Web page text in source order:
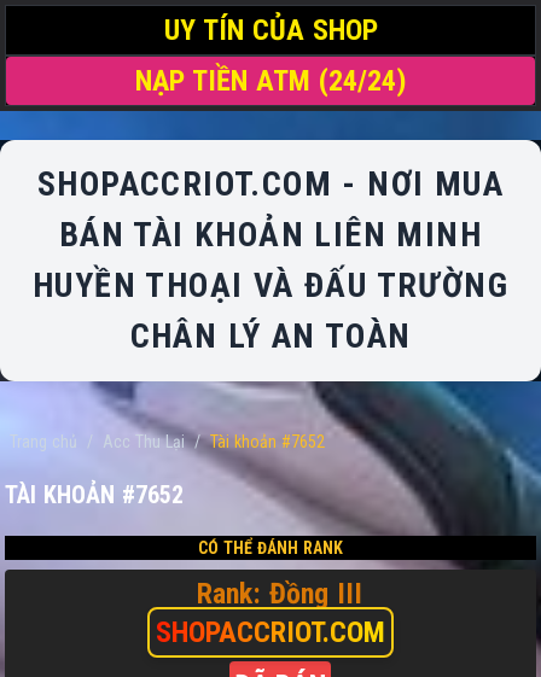
UY TÍN CỦA SHOP
NẠP TIỀN ATM (24/24)
SHOPACCRIOT.COM - NƠI MUA
BÁN TÀI KHOẢN LIÊN MINH
HUYỀN THOẠI VÀ ĐẤU TRƯỜNG
CHÂN LÝ AN TOÀN
Trang chủ / Acc Thu Lại / Tài khoản #7652
TÀI KHOẢN #7652
CÓ THỂ ĐÁNH RANK
Rank: Đồng III
SHOPACCRIOT.COM